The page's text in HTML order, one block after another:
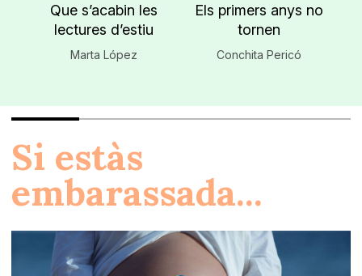
Que s’acabin les
lectures d’estiu
Marta López
Els primers anys no
tornen
Conchita Pericó
Si estàs
embarassada...